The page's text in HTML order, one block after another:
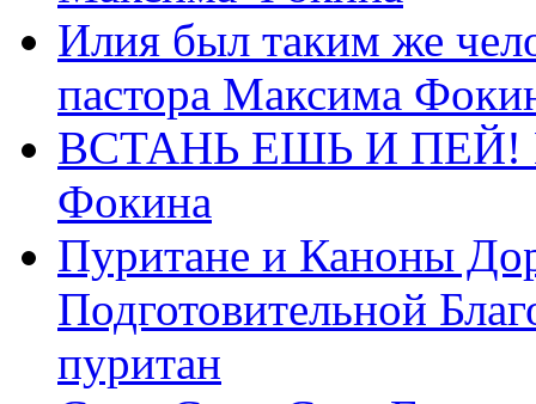
Илия был таким же
пастора Максима
ВСТАНЬ ЕШЬ И ПЕЙ!
Фокина
Пуритане и Каноны
Подготовительной
пуритан